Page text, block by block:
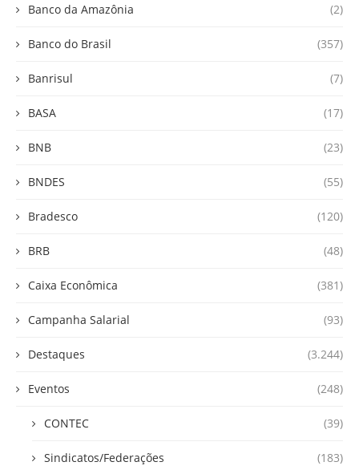
Banco da Amazônia (2)
Banco do Brasil (357)
Banrisul (7)
BASA (17)
BNB (23)
BNDES (55)
Bradesco (120)
BRB (48)
Caixa Econômica (381)
Campanha Salarial (93)
Destaques (3.244)
Eventos (248)
CONTEC (39)
Sindicatos/Federações (183)